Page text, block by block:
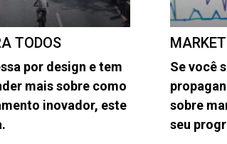
TODOS
por design e tem
mais sobre como
inovador, este
Se você
sobre
seu